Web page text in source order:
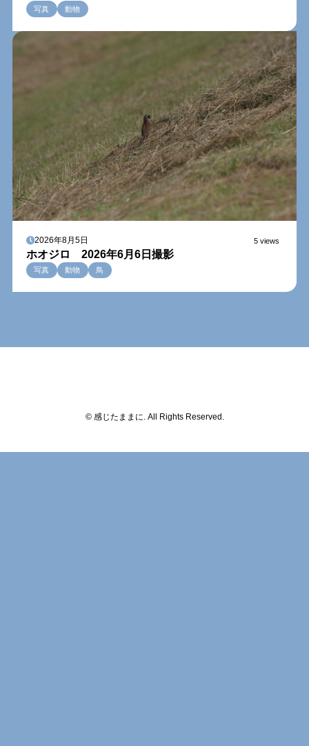
写真 動物
2026年8月5日 5 views
ホオジロ 2026年6月6日撮影
写真 動物 鳥
© 感じたままに. All Rights Reserved.